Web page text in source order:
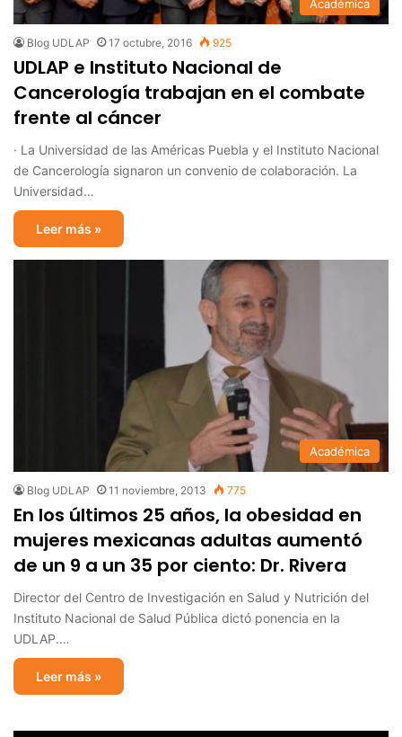
Académica
Blog UDLAP 17 octubre, 2016 925
UDLAP e Instituto Nacional de
Cancerología trabajan en el combate
frente al cáncer
· La Universidad de las Américas Puebla y el Instituto Nacional
de Cancerología signaron un convenio de colaboración. La
Universidad…
Leer más »
Académica
Blog UDLAP 11 noviembre, 2013 775
En los últimos 25 años, la obesidad en
mujeres mexicanas adultas aumentó
de un 9 a un 35 por ciento: Dr. Rivera
Director del Centro de Investigación en Salud y Nutrición del
Instituto Nacional de Salud Pública dictó ponencia en la
UDLAP.…
Leer más »